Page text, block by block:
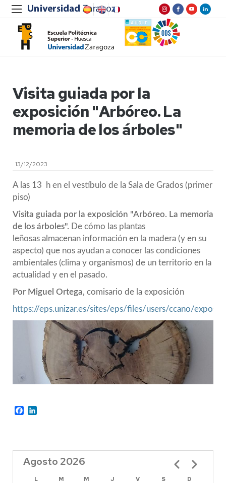
Visita guiada por la
exposición "Arbóreo. La
memoria de los árboles"
13/12/2023
A las 13 h en el vestíbulo de la Sala de Grados (primer
piso)
Visita guiada por la exposición "Arbóreo. La memoria
de los árboles". De cómo las plantas
leñosas almacenan información en la madera (y en su
aspecto) que nos ayudan a conocer las condiciones
ambientales (clima y organismos) de un territorio en la
actualidad y en el pasado.
Por Miguel Ortega, comisario de la exposición
https://eps.unizar.es/sites/eps/files/users/ccano/
Facebook
Agosto 2026
L M M J V S
D
Paginación